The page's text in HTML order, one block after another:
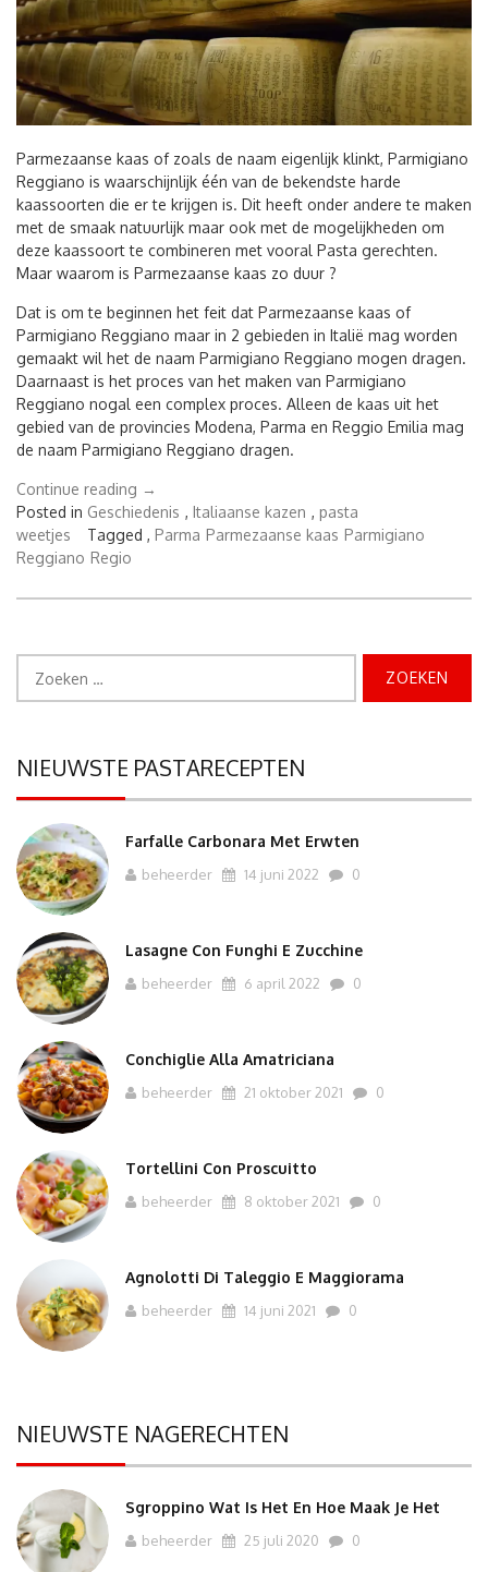
Parmezaanse kaas of zoals de naam eigenlijk klinkt, Parmigiano
Reggiano is waarschijnlijk één van de bekendste harde
kaassoorten die er te krijgen is. Dit heeft onder andere te maken
met de smaak natuurlijk maar ook met de mogelijkheden om
deze kaassoort te combineren met vooral Pasta gerechten.
Maar waarom is Parmezaanse kaas zo duur ?
Dat is om te beginnen het feit dat Parmezaanse kaas of
Parmigiano Reggiano maar in 2 gebieden in Italië mag worden
gemaakt wil het de naam Parmigiano Reggiano mogen dragen.
Daarnaast is het proces van het maken van Parmigiano
Reggiano nogal een complex proces. Alleen de kaas uit het
gebied van de provincies Modena, Parma en Reggio Emilia mag
de naam Parmigiano Reggiano dragen.
Continue reading “Parmezaanse
kaas
en
zo
→
Posted in Geschiedenis , Italiaanse kazen , pasta
weetjes
Tagged , Parma Parmezaanse kaas Parmigiano
Reggiano Regio
naar:
NIEUWSTE PASTARECEPTEN
Farfalle Carbonara Met Erwten
beheerder 14 juni 2022 0
Lasagne Con Funghi E Zucchine
beheerder 6 april 2022 0
Conchiglie Alla Amatriciana
beheerder 21 oktober 2021 0
Tortellini Con Proscuitto
beheerder 8 oktober 2021 0
Agnolotti Di Taleggio E Maggiorama
beheerder 14 juni 2021 0
NIEUWSTE NAGERECHTEN
Sgroppino Wat Is Het En Hoe Maak Je Het
beheerder 25 juli 2020 0